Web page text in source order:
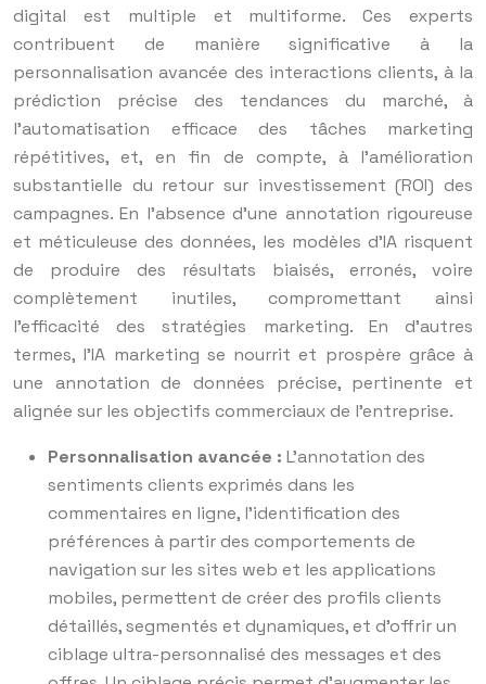
digital est multiple et multiforme. Ces experts
contribuent de manière significative à la
personnalisation avancée des interactions clients, à la
prédiction précise des tendances du marché, à
l’automatisation efficace des tâches marketing
répétitives, et, en fin de compte, à l’amélioration
substantielle du retour sur investissement (ROI) des
campagnes. En l’absence d’une annotation rigoureuse
et méticuleuse des données, les modèles d’IA risquent
de produire des résultats biaisés, erronés, voire
complètement inutiles, compromettant ainsi
l’efficacité des stratégies marketing. En d’autres
termes, l’IA marketing se nourrit et prospère grâce à
une annotation de données précise, pertinente et
alignée sur les objectifs commerciaux de l’entreprise.
Personnalisation avancée : L’annotation des
sentiments clients exprimés dans les
commentaires en ligne, l’identification des
préférences à partir des comportements de
navigation sur les sites web et les applications
mobiles, permettent de créer des profils clients
détaillés, segmentés et dynamiques, et d’offrir un
ciblage ultra-personnalisé des messages et des